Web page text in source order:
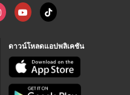
ดาวน์โหลดแอปพลิเคชัน